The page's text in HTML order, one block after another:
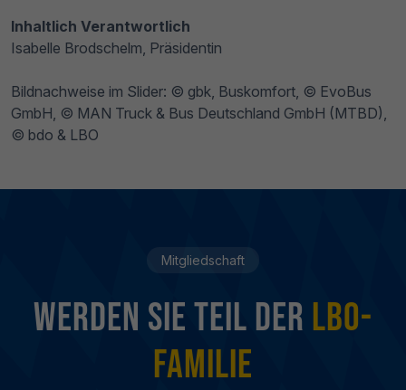
Inhaltlich Verantwortlich
Isabelle Brodschelm, Präsidentin
Bildnachweise im Slider: © gbk, Buskomfort, © EvoBus
GmbH, © MAN Truck & Bus Deutschland GmbH (MTBD),
© bdo & LBO
Mitgliedschaft
Werden sie Teil der LBO-
Familie